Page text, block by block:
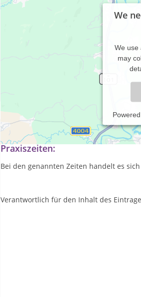
We
We use
may
Es handelt sich zur Zeit um eine
Praxiszeiten:
Bei den genannten Zeiten handelt es
Verantwortlich für den Inhalt des